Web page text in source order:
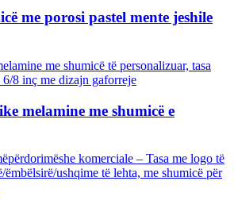
me porosi pastel mente jeshile
melamine me shumicë e